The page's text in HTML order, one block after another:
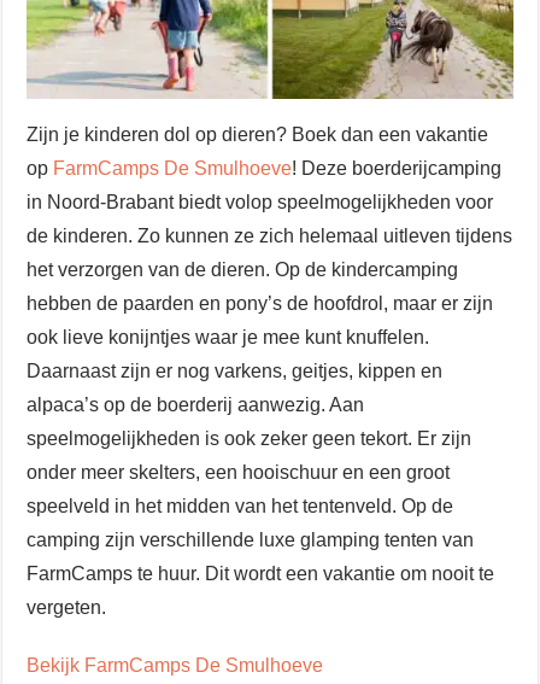
Zijn je kinderen dol op dieren? Boek dan een vakantie
op FarmCamps De Smulhoeve! Deze boerderijcamping
in Noord-Brabant biedt volop speelmogelijkheden voor
de kinderen. Zo kunnen ze zich helemaal uitleven tijdens
het verzorgen van de dieren. Op de kindercamping
hebben de paarden en pony’s de hoofdrol, maar er zijn
ook lieve konijntjes waar je mee kunt knuffelen.
Daarnaast zijn er nog varkens, geitjes, kippen en
alpaca’s op de boerderij aanwezig. Aan
speelmogelijkheden is ook zeker geen tekort. Er zijn
onder meer skelters, een hooischuur en een groot
speelveld in het midden van het tentenveld. Op de
camping zijn verschillende luxe glamping tenten van
FarmCamps te huur. Dit wordt een vakantie om nooit te
vergeten.
Bekijk FarmCamps De Smulhoeve